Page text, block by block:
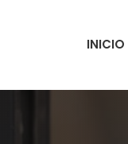
INICIO